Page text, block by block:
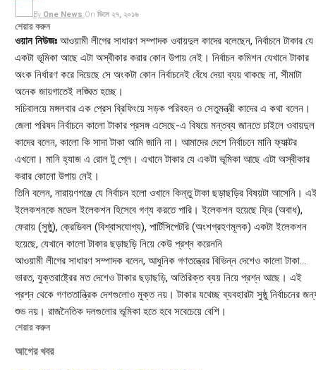
By One News On ডিসে ২৭, ২০১৬
শেয়ার করুন
ওয়ান নিউজঃআওয়ামী লীগের সাধারণ সম্পাদক ওবায়দুল কাদের বলেছেন, নির্বাচনে টাকার যে
একটা ভূমিকা আছে এটা অস্বীকার করার কোন উপায় নেই। নির্বাচন কমিশন যেখানে টাকার
অংক নির্ধারণ করে দিয়েছে সে অংকটা কোন নির্বাচনেই বেঁধে দেয়া ব্যয় থাকছে না, সীমাটা
অনেক জায়গাতেই লঙ্ঘিত হচ্ছে।
সচিবালয়ে মঙ্গলবার এক প্রেস ব্রিফিংয়ে সড়ক পরিবহন ও সেতুমন্ত্রী কাদের এ কথা বলেন।
জেলা পরিষদ নির্বাচনে কালো টাকার প্রসঙ্গ এসেছে-এ বিষয়ে মন্তব্য জানতে চাইলে ওবায়দুল
কাদের বলেন, কালো কি সাদা টাকা আমি জানি না। আমাদের দেশে নির্বাচনে মানি ফ্যাক্টর
এখনো। মানি হ্যাজ এ রোল টু প্লে। এখানে টাকার যে একটা ভূমিকা আছে এটা অস্বীকার
করার কোনো উপায় নেই।
তিনি বলেন, নারায়ণগঞ্জে যে নির্বাচন হলো ওখানে কিন্তু টাকা ছড়াছড়ির বিষয়টা আসেনি।
ইলেকশনকে মডেল ইলেকশন হিসেবে গণ্য করতে পারি। ইলেকশন হয়েছে ফ্রি (অবাধ),
ফেরায় (সুষ্ঠু), ক্রেডিবল (বিশ্বাসযোগ্য), পার্টিসিপেটরি (অংশগ্রহণমূলক) একটা ইলেকশন
হয়েছে, যেখানে কালো টাকার ছড়াছড়ি নিয়ে কেউ প্রশ্ন করেননি
আওয়ামী লীগের সাধারণ সম্পাদক বলেন, আধুনিক গণতন্ত্রের বিভিন্ন দেশেও কালো টাকা…
ভারত, যুক্তরাষ্ট্রের মত দেশেও টাকার ছড়াছড়ি, অতিরিক্ত ব্যয় নিয়ে প্রশ্ন আছে। এই
প্রশ্ন থেকে গণততান্ত্রিক দেশগুলোও মুক্ত নয়। টাকার যথেচ্ছ ব্যবহারটা সুষ্ঠু নির্বাচনের
শুভ নয়। রাজনৈতিক দলগুলোর ভূমিকা হতে হবে সবেচেয়ে বেশি।
শেয়ার করুন
আগের খবর